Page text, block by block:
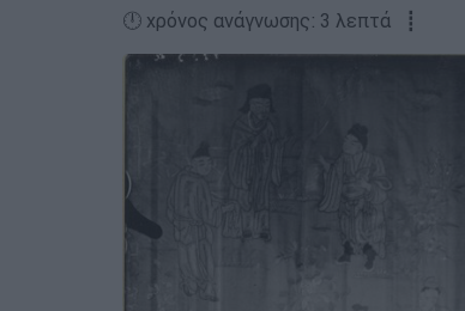
🕛 χρόνος ανάγνωσης: 3 λεπτά ┋